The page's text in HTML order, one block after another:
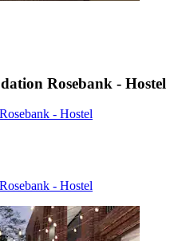
Rosebank - Hostel
- Hostel
- Hostel